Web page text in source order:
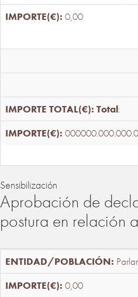
0,00
Total:
Sensibilización
Aprobación de
postura en relación
0,00